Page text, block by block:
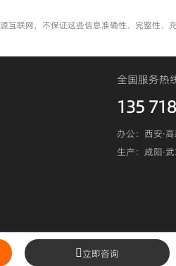
互联网，不保证这些信息准确性、完整性、
全国服务热
135
办公：西安·
生产：咸阳·
陕ICP备19023295号 陕公网安备
立即咨询